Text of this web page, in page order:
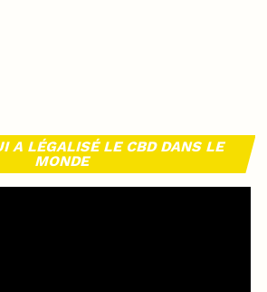
A LÉGALISÉ LE CBD DANS LE
MONDE